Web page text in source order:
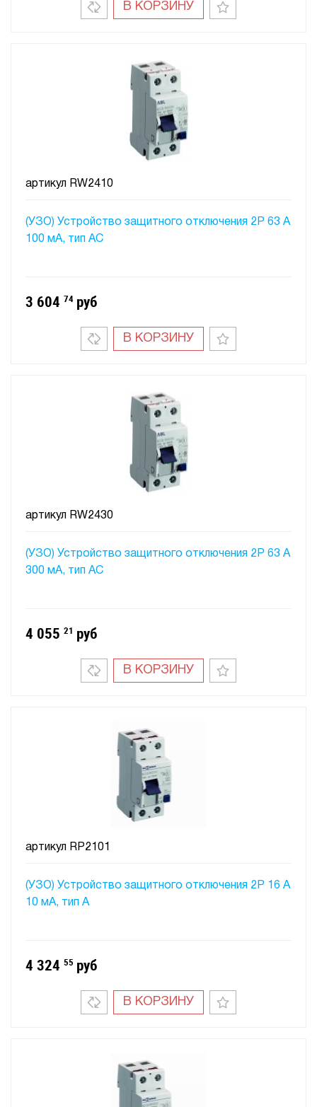
В КОРЗИНУ
(УЗО) Устройство защитного отключения 2P 63 A
100 мA, тип АC
артикул RW2410
3 604 74 руб
В КОРЗИНУ
(УЗО) Устройство защитного отключения 2P 63 A
300 мA, тип АC
артикул RW2430
4 055 21 руб
В КОРЗИНУ
(УЗО) Устройство защитного отключения 2P 16 A
10 мA, тип А
артикул RP2101
4 324 55 руб
В КОРЗИНУ